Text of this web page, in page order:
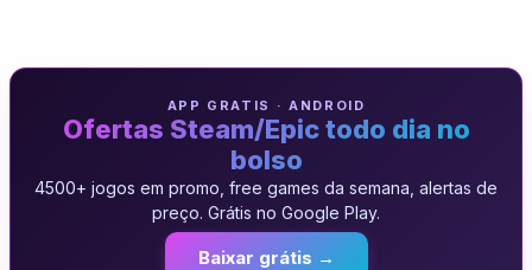
APP GRATIS · ANDROID
Ofertas Steam/Epic todo dia no
bolso
4500+ jogos em promo, free games da semana, alertas de
preço. Grátis no Google Play.
Baixar grátis →